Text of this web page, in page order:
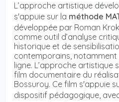
L’approche artistique
s'appuie sur la méthode
développée par Roman
comme outil d’analyse
historique et de
contemporains, notamment
ligne. L’approche artistique
film documentaire du
Bossuroy. Ce film s'appuie
dispositif pédagogique,